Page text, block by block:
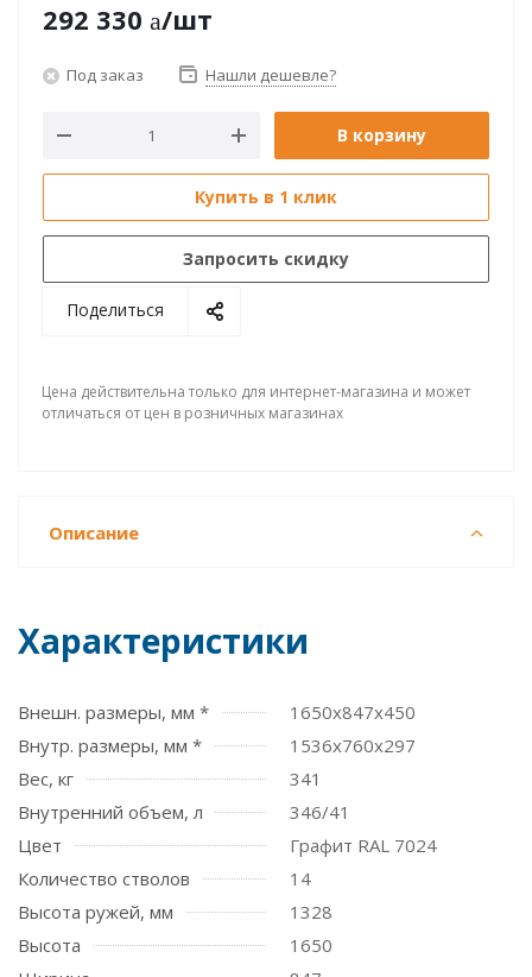
292 330 /шт
Под заказ Нашли дешевле?
В корзину
Купить в 1 клик
Запросить скидку
Поделиться
Цена действительна только для интернет-магазина и может
отличаться от цен в розничных магазинах
Описание
Характеристики
Внешн. размеры, мм *
1650x847x450
Внутр. размеры, мм *
1536x760x297
Вес, кг
341
Внутренний объем, л
346/41
Цвет
Графит RAL 7024
Количество стволов
14
Высота ружей, мм
1328
Высота
1650